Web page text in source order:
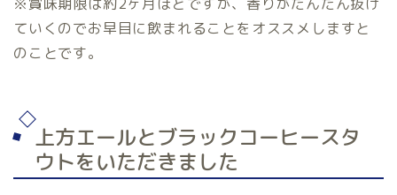
ていくのでお早目に飲まれることをオススメしますと
のことです。
上方エールとブラックコーヒースタ
ウトをいただきました